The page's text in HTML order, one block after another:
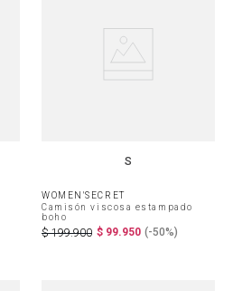
S
WOMEN'SECRET
Camisón viscosa estampado
boho
$ 199.900 $ 99.950 (-50%)